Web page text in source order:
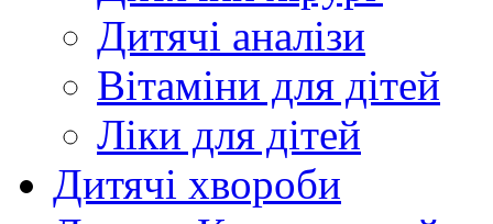
Дитячі аналізи
Вітаміни для дітей
Ліки для дітей
Дитячі хвороби